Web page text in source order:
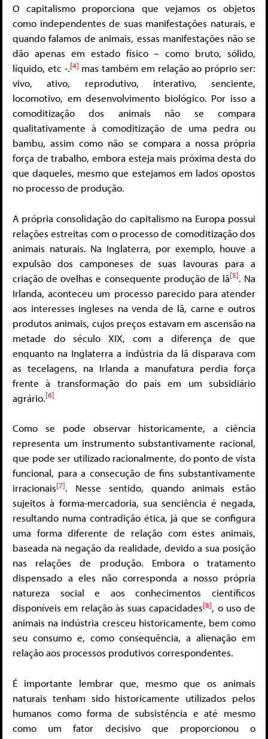
O capitalismo proporciona que vejamos os objetos
como independentes de suas manifestações naturais, e
quando falamos de animais, essas manifestações não se
dão apenas em estado físico – como bruto, sólido,
líquido, etc -.[4] mas também em relação ao próprio ser:
vivo, ativo, reprodutivo, interativo, senciente,
locomotivo, em desenvolvimento biológico. Por isso a
comoditização dos animais não se compara
qualitativamente à comoditização de uma pedra ou
bambu, assim como não se compara a nossa própria
força de trabalho, embora esteja mais próxima desta do
que daqueles, mesmo que estejamos em lados opostos
no processo de produção.
A própria consolidação do capitalismo na Europa possui
relações estreitas com o processo de comoditização dos
animais naturais. Na Inglaterra, por exemplo, houve a
expulsão dos camponeses de suas lavouras para a
criação de ovelhas e consequente produção de lã[5]. Na
Irlanda, aconteceu um processo parecido para atender
aos interesses ingleses na venda de lã, carne e outros
produtos animais, cujos preços estavam em ascensão na
metade do século XIX, com a diferença de que
enquanto na Inglaterra a indústria da lã disparava com
as tecelagens, na Irlanda a manufatura perdia força
frente à transformação do país em um subsidiário
agrário.[6]
Como se pode observar historicamente, a ciência
representa um instrumento substantivamente racional,
que pode ser utilizado racionalmente, do ponto de vista
funcional, para a consecução de fins substantivamente
irracionais[7]. Nesse sentido, quando animais estão
sujeitos à forma-mercadoria, sua senciência é negada,
resultando numa contradição ética, já que se configura
uma forma diferente de relação com estes animais,
baseada na negação da realidade, devido a sua posição
nas relações de produção. Embora o tratamento
dispensado a eles não corresponda a nosso própria
natureza social e aos conhecimentos científicos
disponíveis em relação às suas capacidades[8], o uso de
animais na indústria cresceu historicamente, bem como
seu consumo e, como consequência, a alienação em
relação aos processos produtivos correspondentes.
É importante lembrar que, mesmo que os animais
naturais tenham sido historicamente utilizados pelos
humanos como forma de subsistência e até mesmo
como um fator decisivo que proporcionou o